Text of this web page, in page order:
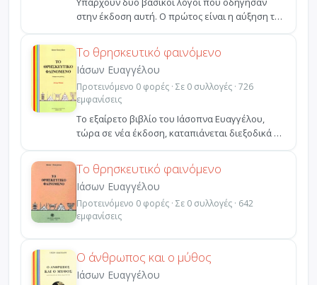
στην έκδοση αυτή. Ο πρώτος είναι η αύξηση του
ενδιαφέροντος ...
Το θρησκευτικό φαινόμενο
Ιάσων Ευαγγέλου
Προτεινόμενο 0 φορές · Σε 0 συλλογές · 726
εμφανίσεις
Το εξαίρετο βιβλίο του Ιάσοπνα Ευαγγέλου,
τώρα σε νέα έκδοση, καταπιάνεται διεξοδικά με
την έννοια τ...
Το θρησκευτικό φαινόμενο
Ιάσων Ευαγγέλου
Προτεινόμενο 0 φορές · Σε 0 συλλογές · 642
εμφανίσεις
Ο άνθρωπος και ο μύθος
Ιάσων Ευαγγέλου